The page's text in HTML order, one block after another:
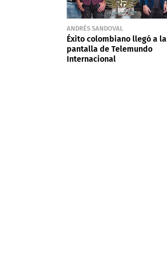
ANDRÉS SANDOVAL
Éxito colombiano llegó a la
pantalla de Telemundo
Internacional